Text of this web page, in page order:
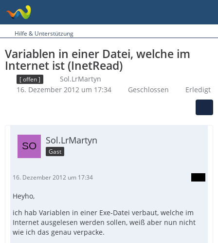
Hilfe & Unterstützung
Variablen in einer Datei, welche im
Internet ist (InetRead)
[ offen ]
Sol.LrMartyn
16. Dezember 2012 um 17:34
Geschlossen Erledigt
Sol.LrMartyn
Gast
16. Dezember 2012 um 17:34
Heyho,
ich hab Variablen in einer Exe-Datei verbaut, welche im
Internet ausgelesen werden sollen, weiß aber nun nicht
wie ich das genau verpacke.